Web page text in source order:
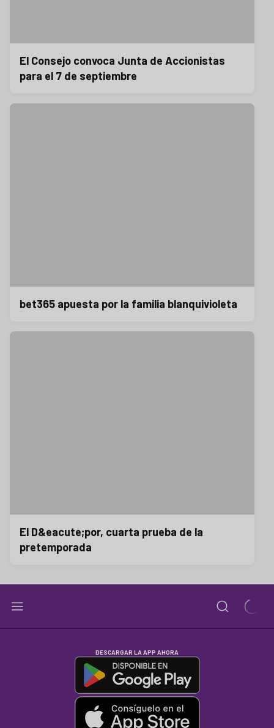
El Consejo convoca Junta de Accionistas
para el 7 de septiembre
bet365 apuesta por la familia blanquivioleta
El D&eacute;por, cuarta prueba de la
pretemporada
DESCARGAR LA APP AHORA